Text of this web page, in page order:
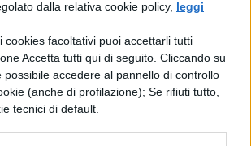
dalla relativa cookie policy, leggi
cookies facoltativi puoi accettarli tutti
Accetta tutti qui di seguito. Cliccando su
possibile accedere al pannello di controllo
(anche di profilazione); Se rifiuti tutto,
tecnici di default.
non protagonista
BlacKkKlansman